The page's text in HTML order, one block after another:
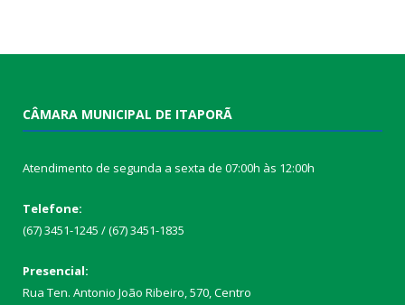
CÂMARA MUNICIPAL DE ITAPORÃ
Atendimento de segunda a sexta de 07:00h às 12:00h
Telefone:
(67) 3451-1245 / (67) 3451-1835
Presencial:
Rua Ten. Antonio João Ribeiro, 570, Centro